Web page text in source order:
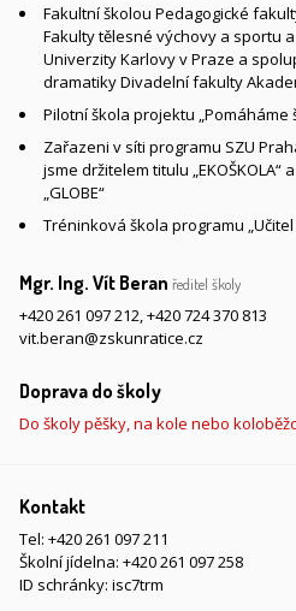
Fakultní školou Pedagogické
Fakulty tělesné výchovy a sportu
Univerzity Karlovy v Praze a
dramatiky Divadelní fakulty
Pilotní škola projektu „Pomáháme
Zařazeni v síti programu SZU
jsme držitelem titulu
„GLOBE“
Tréninková škola programu
Mgr. Ing. Vít Beran ředitel školy
+420 261 097 212,+420 724 370 813
vit.beran@zskunratice.cz
Doprava do školy
Do školy pěšky, na kole nebo
Kontakt
Tel: +420 261 097 211
Školní jídelna: +420 261 097 258
ID schránky: isc7trm